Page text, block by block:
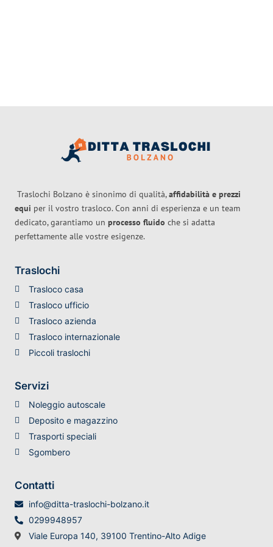
Traslochi Bolzano è sinonimo di qualità,affidabilità e prezzi
equi per il vostro trasloco. Con anni di esperienza e un team
dedicato, garantiamo un processo fluido che si adatta
perfettamente alle vostre esigenze.
Traslochi
Trasloco casa
Trasloco ufficio
Trasloco azienda
Trasloco internazionale
Piccoli traslochi
Servizi
Noleggio autoscale
Deposito e magazzino
Trasporti speciali
Sgombero
Contatti
info@ditta-traslochi-bolzano.it
0299948957
Viale Europa 140, 39100 Trentino-Alto Adige